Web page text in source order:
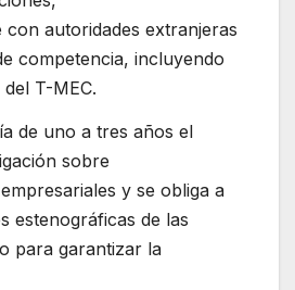
con autoridades extranjeras
competencia, incluyendo
T-MEC.
de uno a tres años el
sobre
y se obliga a
estenográficas de las
para garantizar la